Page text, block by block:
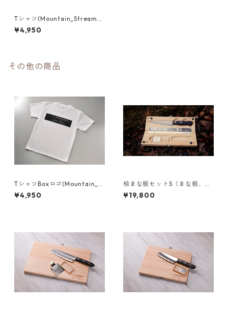
Tシャツ(Mountain_Stream_
Kiryu)
¥4,950
その他の商品
TシャツBoxロゴ(Mountain_St
ream_Kiryu)
¥4,950
桧まな板セットS（まな板、包
丁、おろし金）
¥19,800